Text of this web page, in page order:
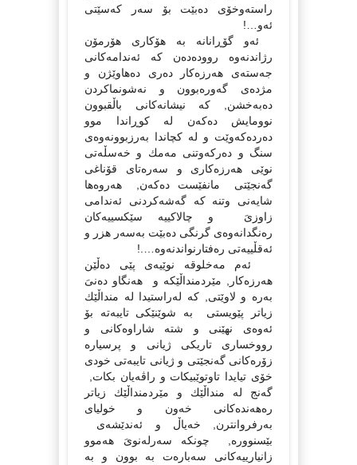
راستەوخۆى دەبێت بۆ سەر كەسێتى
ئەو…!
ئەو گۆڕانانە بە هۆكارى هۆرمۆن
رژاندنەوە روودەدەن كە ئەندامەكانى
جەستەى هەرزەكار دەرى دەهاوێژن و
مژدەى گەورەبوون و نەشونماكردن
دەبەخشن, كە نیشانەكانى باڵقبوون
نوومایش دەكەن لە كوڕاندا موو
دەردەكەوێت و لە كچاندا بەرزبوونەوەى
سنگ و دەركەوتنى مەمك و خەسڵەتى
نوێى هەرزەكارى و سەرەتاى قۆناغى
گەنجێتى مانفێست دەكەن, هەروەها
شایەنى وتنە كە گەشەكردنى ئەندامى
زاوزىَ و چالاكییە سێكسییەكان
رەنگدانەوەى گرنگى دەبێت بەسەر هزر و
ئەقڵییەتى رەفتارنواندنەوە….!
ئەم مەخلوقە نوێیەى پێى دەڵێن
هەرزەكار, مێردمنداڵێكە و هەنگاو دەنىَ
بەرە و لاوێتى, كە لەراستیدا لە منداڵێك
زیاتر پێویستى بە شوێنێكى تایبەتە بۆ
ئەوەى نهێنى و شتە شاراوەكانى و
رووخسارى تاریكى ژیانى و پرسیارە
زۆرەكانى گەنجێتى و ژیانى تایبەتى خودى
خۆى تیایدا تاوتوێبیكات و راڤەیان بكات,
گەنج لە منداڵێك و مێردمنداڵێك زیاتر
رەهەندەكانى خەون و خولیاى
بەرفروانترن, خەیاڵ و ئەندێشەى
بێسنوورە, چونكە سەرلەنوىَ هەموو
زانیارییەكانى سەبارەت بە بوون و بە